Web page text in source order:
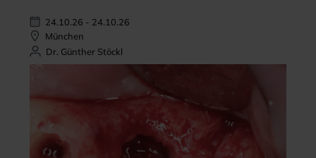
24.10.26 - 24.10.26
München
Dr. Günther Stöckl